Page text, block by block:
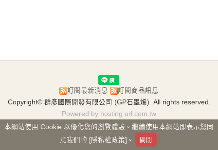
訂閱最新消息
訂閱商品訊息
Copyright© 群彥國際開發有限公司 (GP石墨烯). All rights reserved.
Powered by hosting.url.com.tw
本網站使用 Cookie 以優化您的瀏覽體驗。繼續使用本網站即表示您同
意我們的 [隱私權政策]。